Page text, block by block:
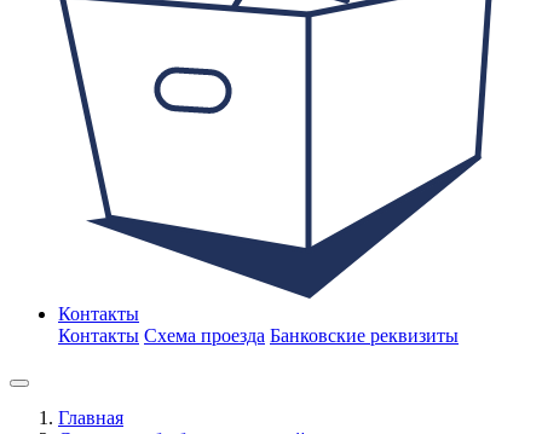
Контакты
Контакты Схема проезда Банковские реквизиты
Главная